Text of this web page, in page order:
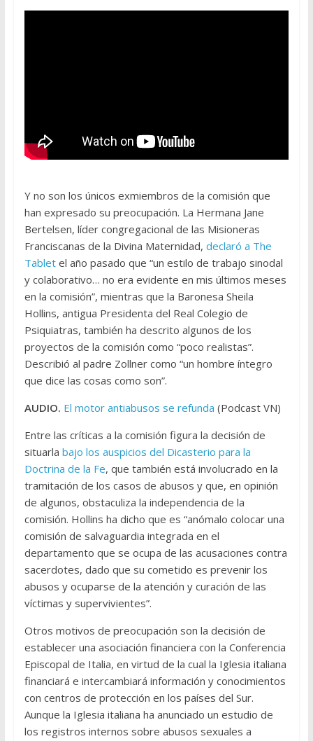
Y no son los únicos exmiembros de la comisión que
han expresado su preocupación. La Hermana Jane
Bertelsen, líder congregacional de las Misioneras
Franciscanas de la Divina Maternidad, declaró a The
Tabletel año pasado que “un estilo de trabajo sinodal
y colaborativo… no era evidente en mis últimos meses
en la comisión”, mientras que la Baronesa Sheila
Hollins, antigua Presidenta del Real Colegio de
Psiquiatras, también ha descrito algunos de los
proyectos de la comisión como “poco realistas”.
Describió al padre Zollner como “un hombre íntegro
que dice las cosas como son”.
AUDIO. El motor antiabusos se refunda (Podcast VN)
Entre las críticas a la comisión figura la decisión de
situarla bajo los auspicios del Dicasterio para la
Doctrina de la Fe, que también está involucrado en la
tramitación de los casos de abusos y que, en opinión
de algunos, obstaculiza la independencia de la
comisión. Hollins ha dicho que es “anómalo colocar una
comisión de salvaguardia integrada en el
departamento que se ocupa de las acusaciones contra
sacerdotes, dado que su cometido es prevenir los
abusos y ocuparse de la atención y curación de las
víctimas y supervivientes”.
Otros motivos de preocupación son la decisión de
establecer una asociación financiera con la Conferencia
Episcopal de Italia, en virtud de la cual la Iglesia italiana
financiará e intercambiará información y conocimientos
con centros de protección en los países del Sur.
Aunque la Iglesia italiana ha anunciado un estudio de
los registros internos sobre abusos sexuales a